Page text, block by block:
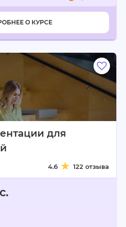
О КУРСЕ
для
4.6 122 отзыва